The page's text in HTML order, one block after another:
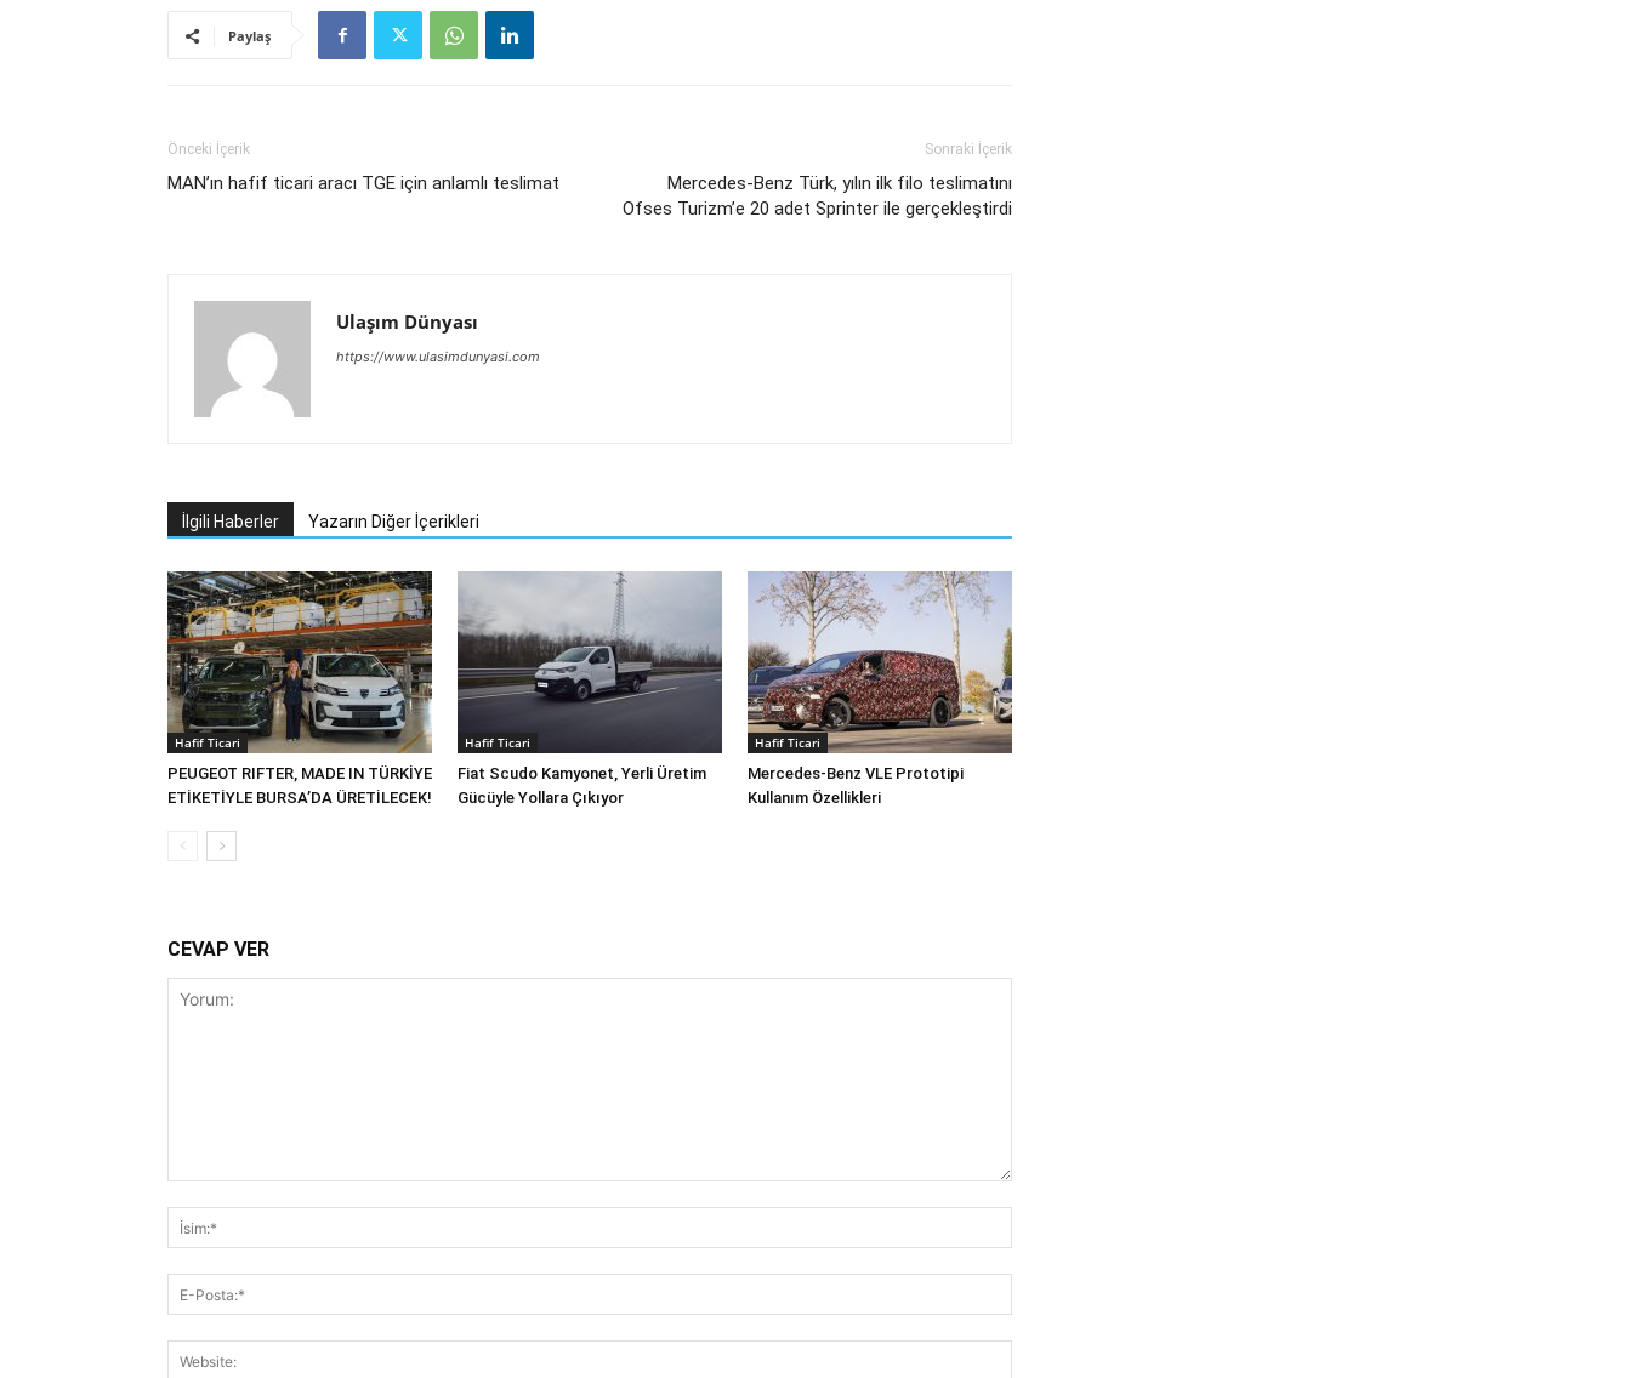
Paylaş
Önceki İçerik
MAN’ın hafif ticari aracı TGE için anlamlı teslimat
Sonraki İçerik
Mercedes-Benz Türk, yılın ilk filo teslimatını
Ofses Turizm’e 20 adet Sprinter ile gerçekleştirdi
Ulaşım Dünyası
https://www.ulasimdunyasi.com
İlgili Haberler Yazarın Diğer İçerikleri
Hafif Ticari
PEUGEOT RIFTER, MADE IN TÜRKİYE
ETİKETİYLE BURSA’DA ÜRETİLECEK!
Hafif Ticari
Fiat Scudo Kamyonet, Yerli Üretim
Gücüyle Yollara Çıkıyor
Hafif Ticari
Mercedes-Benz VLE Prototipi
Kullanım Özellikleri
CEVAP VER